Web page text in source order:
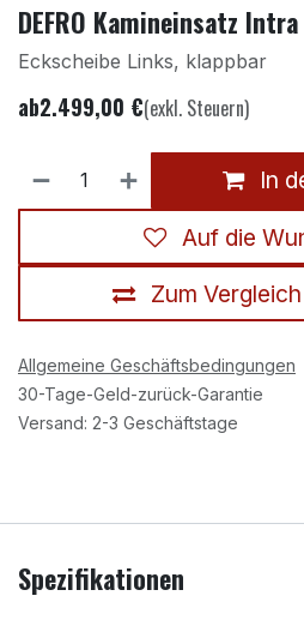
DEFRO Kamineinsatz
Eckscheibe Links, klappbar
ab2.499,00 €(exkl. Steuern)
In
Zum
Auf die
Allgemeine Geschäftsbedingungen
30-Tage-Geld-zurück-Garantie
Versand: 2-3 Geschäftstage
Spezifikationen